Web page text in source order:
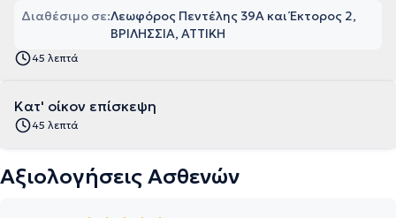
Διαθέσιμο σε:Λεωφόρος Πεντέλης 39Α και Έκτορος 2,
ΒΡΙΛΗΣΣΙΑ, ΑΤΤΙΚΗ
45 λεπτά
Κατ' οίκον επίσκεψη
45 λεπτά
Αξιολογήσεις Ασθενών